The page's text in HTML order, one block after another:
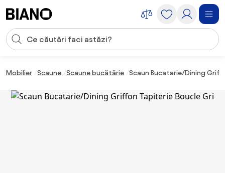
Introducerea căutării
Mobilier Scaune Scaune bucătărie Scaun Bucatarie/Dining